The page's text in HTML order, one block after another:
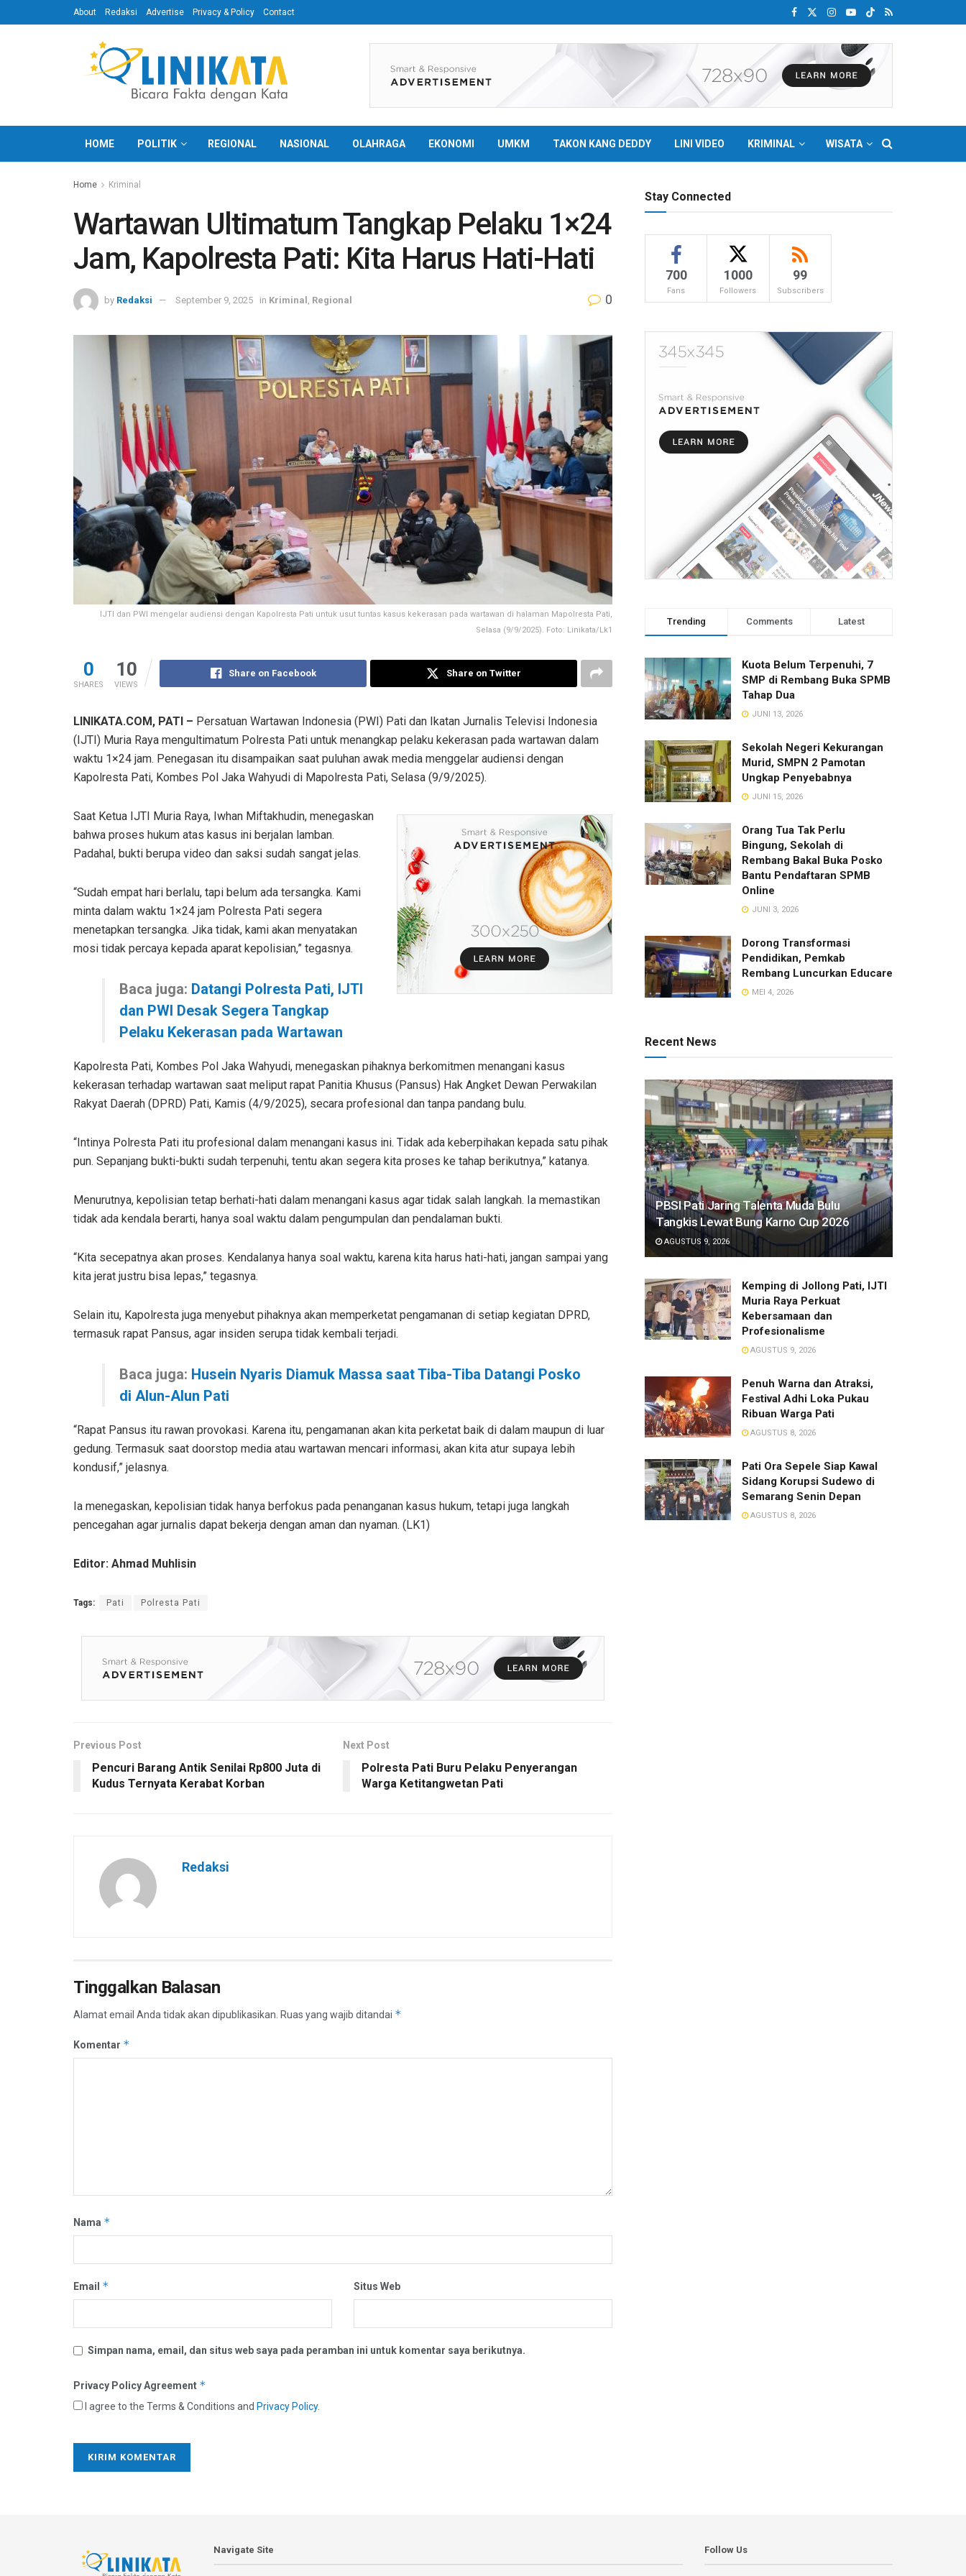
About Redaksi Advertise Privacy & Policy Contact
HOME POLITIK REGIONAL NASIONAL OLAHRAGA EKONOMI UMKM TAKON KANG DEDDY LINI VIDEO KRIMINAL WISATA
Home Kriminal
Wartawan Ultimatum Tangkap Pelaku 1×24
Jam, Kapolresta Pati: Kita Harus Hati-Hati
by Redaksi September 9, 2025 in Kriminal Regional 0
IJTI dan PWI mengelar audiensi dengan Kapolresta Pati untuk usut tuntas kasus kekerasan pada wartawan di halaman Mapolresta Pati,
Selasa (9/9/2025). Foto: Linikata/Lk1
0
SHARES
10
VIEWS
Share on Facebook Share on Twitter
LINIKATA.COM, PATI – Persatuan Wartawan Indonesia (PWI) Pati dan Ikatan Jurnalis Televisi Indonesia
(IJTI) Muria Raya mengultimatum Polresta Pati untuk menangkap pelaku kekerasan pada wartawan dalam
waktu 1×24 jam. Penegasan itu disampaikan saat puluhan awak media menggelar audiensi dengan
Kapolresta Pati, Kombes Pol Jaka Wahyudi di Mapolresta Pati, Selasa (9/9/2025).
Saat Ketua IJTI Muria Raya, Iwhan Miftakhudin, menegaskan
bahwa proses hukum atas kasus ini berjalan lamban.
Padahal, bukti berupa video dan saksi sudah sangat jelas.
“Sudah empat hari berlalu, tapi belum ada tersangka. Kami
minta dalam waktu 1×24 jam Polresta Pati segera
menetapkan tersangka. Jika tidak, kami akan menyatakan
mosi tidak percaya kepada aparat kepolisian,” tegasnya.
Baca juga: Datangi Polresta Pati, IJTI
dan PWI Desak Segera Tangkap
Pelaku Kekerasan pada Wartawan
Kapolresta Pati, Kombes Pol Jaka Wahyudi, menegaskan pihaknya berkomitmen menangani kasus
kekerasan terhadap wartawan saat meliput rapat Panitia Khusus (Pansus) Hak Angket Dewan Perwakilan
Rakyat Daerah (DPRD) Pati, Kamis (4/9/2025), secara profesional dan tanpa pandang bulu.
“Intinya Polresta Pati itu profesional dalam menangani kasus ini. Tidak ada keberpihakan kepada satu pihak
pun. Sepanjang bukti-bukti sudah terpenuhi, tentu akan segera kita proses ke tahap berikutnya,” katanya.
Menurutnya, kepolisian tetap berhati-hati dalam menangani kasus agar tidak salah langkah. Ia memastikan
tidak ada kendala berarti, hanya soal waktu dalam pengumpulan dan pendalaman bukti.
“Kita secepatnya akan proses. Kendalanya hanya soal waktu, karena kita harus hati-hati, jangan sampai yang
kita jerat justru bisa lepas,” tegasnya.
Selain itu, Kapolresta juga menyebut pihaknya akan memperketat pengamanan di setiap kegiatan DPRD,
termasuk rapat Pansus, agar insiden serupa tidak kembali terjadi.
Baca juga: Husein Nyaris Diamuk Massa saat Tiba-Tiba Datangi Posko
di Alun-Alun Pati
“Rapat Pansus itu rawan provokasi. Karena itu, pengamanan akan kita perketat baik di dalam maupun di luar
gedung. Termasuk saat doorstop media atau wartawan mencari informasi, akan kita atur supaya lebih
kondusif,” jelasnya.
Ia menegaskan, kepolisian tidak hanya berfokus pada penanganan kasus hukum, tetapi juga langkah
pencegahan agar jurnalis dapat bekerja dengan aman dan nyaman. (LK1)
Editor: Ahmad Muhlisin
Tags: Pati Polresta Pati
Previous Post
Pencuri Barang Antik Senilai Rp800 Juta di
Kudus Ternyata Kerabat Korban
Next Post
Polresta Pati Buru Pelaku Penyerangan
Warga Ketitangwetan Pati
Redaksi
Tinggalkan Balasan
Alamat email Anda tidak akan dipublikasikan. Ruas yang wajib ditandai *
Komentar *
Nama *
Email * Situs Web
Simpan nama, email, dan situs web saya pada peramban ini untuk komentar saya berikutnya.
Privacy Policy Agreement *
I agree to the Terms & Conditions and Privacy Policy.
Stay Connected
700
Fans
1000
Followers
99
Subscribers
Trending Comments Latest
Kuota Belum Terpenuhi, 7
SMP di Rembang Buka SPMB
Tahap Dua
JUNI 13, 2026
Sekolah Negeri Kekurangan
Murid, SMPN 2 Pamotan
Ungkap Penyebabnya
JUNI 15, 2026
Orang Tua Tak Perlu
Bingung, Sekolah di
Rembang Bakal Buka Posko
Bantu Pendaftaran SPMB
Online
JUNI 3, 2026
Dorong Transformasi
Pendidikan, Pemkab
Rembang Luncurkan Educare
MEI 4, 2026
Recent News
PBSI Pati Jaring Talenta Muda Bulu
Tangkis Lewat Bung Karno Cup 2026
AGUSTUS 9, 2026
​Kemping di Jollong Pati, IJTI
Muria Raya Perkuat
Kebersamaan dan
Profesionalisme
AGUSTUS 9, 2026
Penuh Warna dan Atraksi,
Festival Adhi Loka Pukau
Ribuan Warga Pati
AGUSTUS 8, 2026
Pati Ora Sepele Siap Kawal
Sidang Korupsi Sudewo di
Semarang Senin Depan
AGUSTUS 8, 2026
Navigate Site Follow Us